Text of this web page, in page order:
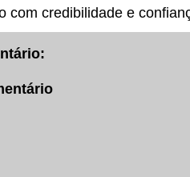
com credibilidade e